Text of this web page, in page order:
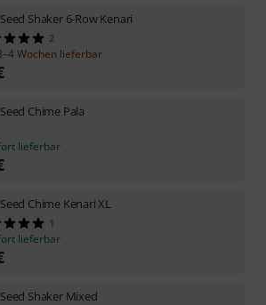
Seed Shaker 6-Row Kenari
2
Wochen lieferbar
Seed Chime Pala
lieferbar
Seed Chime Kenari XL
1
lieferbar
Seed Shaker Mixed